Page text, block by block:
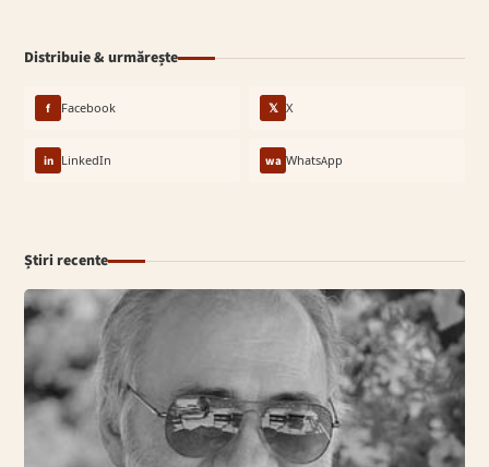
Distribuie & urmărește
f Facebook 𝕏 X
in LinkedIn wa WhatsApp
Știri recente